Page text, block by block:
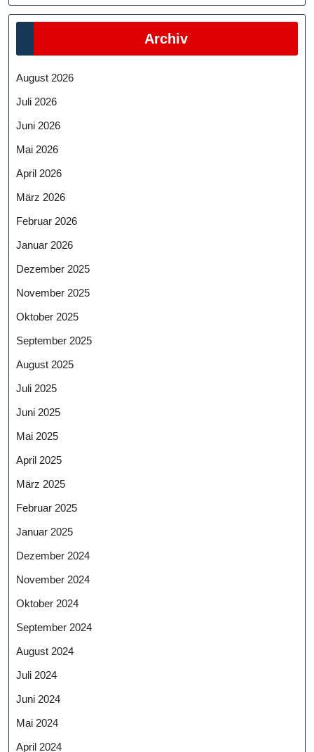
Archiv
August 2026
Juli 2026
Juni 2026
Mai 2026
April 2026
März 2026
Februar 2026
Januar 2026
Dezember 2025
November 2025
Oktober 2025
September 2025
August 2025
Juli 2025
Juni 2025
Mai 2025
April 2025
März 2025
Februar 2025
Januar 2025
Dezember 2024
November 2024
Oktober 2024
September 2024
August 2024
Juli 2024
Juni 2024
Mai 2024
April 2024